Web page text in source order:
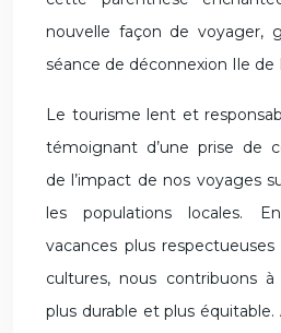
nouvelle façon de voyager,
séance de déconnexion Ile de
Le tourisme lent et
témoignant d’une prise de
de l’impact de nos voyages
les populations locales.
vacances plus
cultures, nous contribuons
plus durable et plus équitable.